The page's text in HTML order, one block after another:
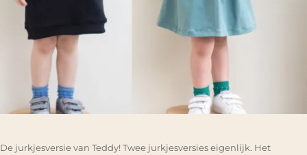
De jurkjesversie van Teddy! Twee jurkjesversies eigenlijk. Het